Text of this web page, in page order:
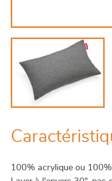
100% acrylique ou